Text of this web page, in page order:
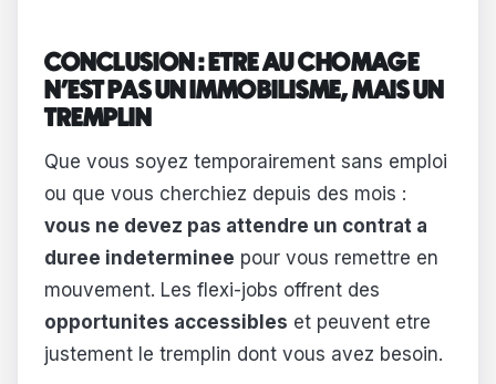
CONCLUSION : ETRE AU CHOMAGE
N'EST PAS UN IMMOBILISME, MAIS UN
TREMPLIN
Que vous soyez temporairement sans emploi
ou que vous cherchiez depuis des mois :
vous ne devez pas attendre un contrat a
duree indeterminee pour vous remettre en
mouvement. Les flexi-jobs offrent des
opportunites accessibles et peuvent etre
justement le tremplin dont vous avez besoin.